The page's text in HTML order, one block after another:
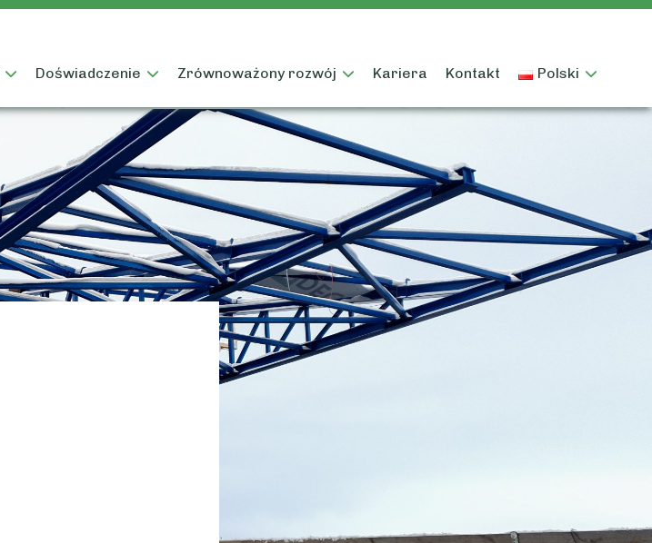
Doświadczenie Zrównoważony rozwój Kariera Kontakt Polski